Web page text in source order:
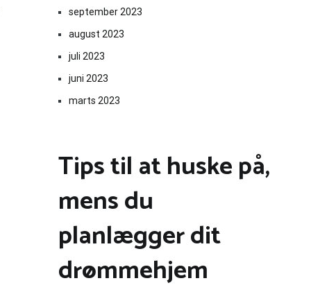
september 2023
august 2023
juli 2023
juni 2023
marts 2023
Tips til at huske på,
mens du
planlægger dit
drømmehjem